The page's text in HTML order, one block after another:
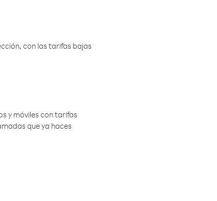
con las tarifas bajas
y móviles con tarifas
que ya haces